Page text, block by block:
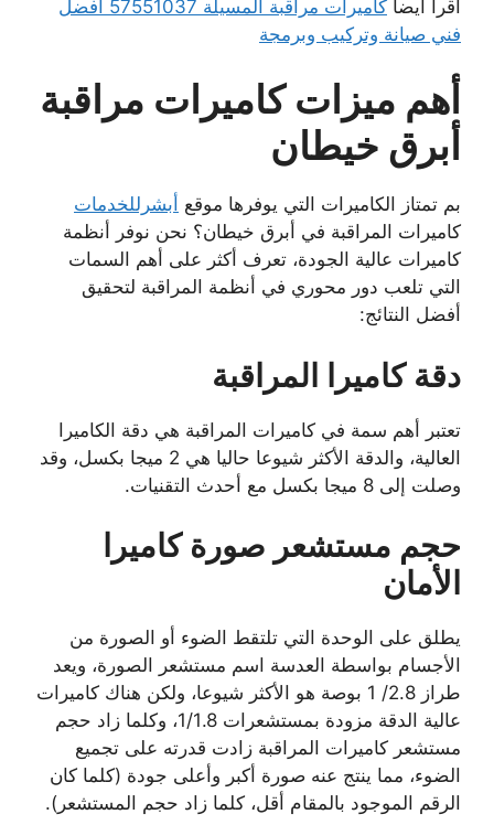
اقرا ايضا
كاميرات مراقبة المسيلة 57551037 أفضل
فني صيانة وتركيب وبرمجة
أهم ميزات كاميرات مراقبة
أبرق خيطان
بم تمتاز الكاميرات التي يوفرها موقع أبشرللخدمات
كاميرات المراقبة في أبرق خيطان؟ نحن نوفر أنظمة
كاميرات عالية الجودة، تعرف أكثر على أهم السمات
التي تلعب دور محوري في أنظمة المراقبة لتحقيق
أفضل النتائج:
دقة كاميرا المراقبة
تعتبر أهم سمة في كاميرات المراقبة هي دقة الكاميرا
العالية، والدقة الأكثر شيوعا حاليا هي 2 ميجا بكسل، وقد
وصلت إلى 8 ميجا بكسل مع أحدث التقنيات.
حجم مستشعر صورة كاميرا
الأمان
يطلق على الوحدة التي تلتقط الضوء أو الصورة من
الأجسام بواسطة العدسة اسم مستشعر الصورة، ويعد
طراز 2.8/ 1 بوصة هو الأكثر شيوعا، ولكن هناك كاميرات
عالية الدقة مزودة بمستشعرات 1/1.8، وكلما زاد حجم
مستشعر كاميرات المراقبة زادت قدرته على تجميع
الضوء، مما ينتج عنه صورة أكبر وأعلى جودة (كلما كان
الرقم الموجود بالمقام أقل، كلما زاد حجم المستشعر).